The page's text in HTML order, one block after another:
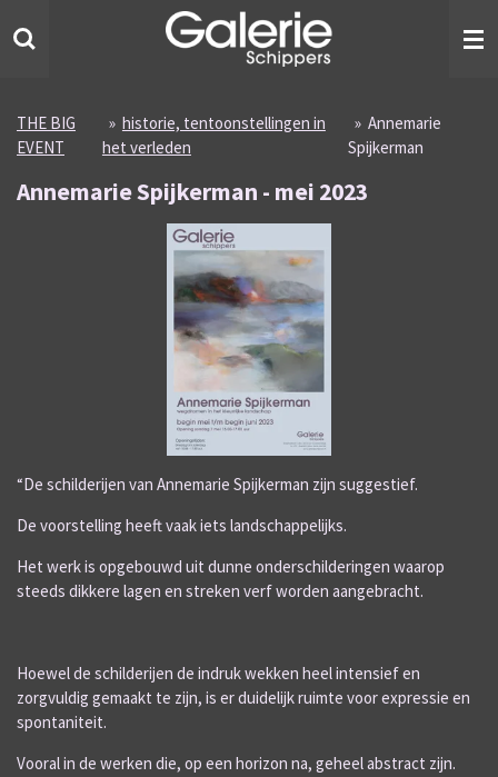
direct
hoofdinhoud
THE BIG
EVENT
» historie, tentoonstellingen in
het verleden
» Annemarie
Spijkerman
Annemarie Spijkerman - mei 2023
“De schilderijen van Annemarie Spijkerman zijn suggestief.
De voorstelling heeft vaak iets landschappelijks.
Het werk is opgebouwd uit dunne onderschilderingen waarop
steeds dikkere lagen en streken verf worden aangebracht.
Hoewel de schilderijen de indruk wekken heel intensief en
zorgvuldig gemaakt te zijn, is er duidelijk ruimte voor expressie en
spontaniteit.
Vooral in de werken die, op een horizon na, geheel abstract zijn.